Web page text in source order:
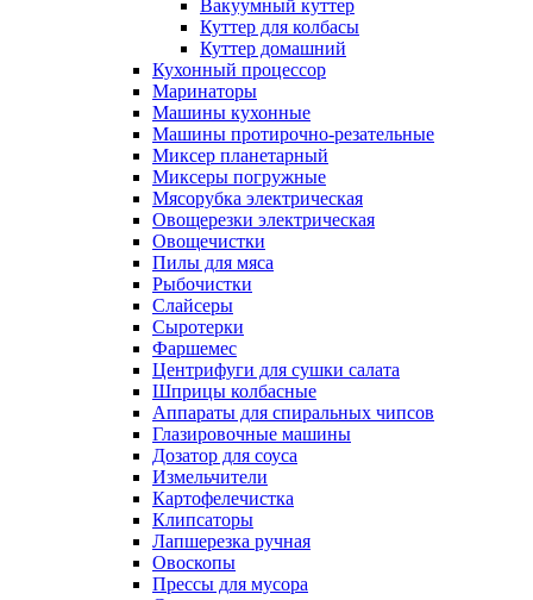
Вакуумный куттер
Куттер для колбасы
Куттер домашний
Кухонный процессор
Маринаторы
Машины кухонные
Машины протирочно-резательные
Миксер планетарный
Миксеры погружные
Мясорубка электрическая
Овощерезки электрическая
Овощечистки
Пилы для мяса
Рыбочистки
Слайсеры
Сыротерки
Фаршемес
Центрифуги для сушки салата
Шприцы колбасные
Аппараты для спиральных чипсов
Глазировочные машины
Дозатор для соуса
Измельчители
Картофелечистка
Клипсаторы
Лапшерезка ручная
Овоскопы
Прессы для мусора